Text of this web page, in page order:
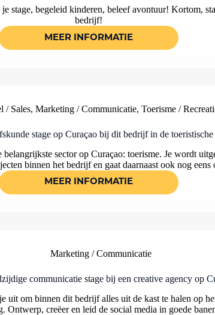
stage, begeleid kinderen, beleef avontuur! Kortom,
bedrijf!
MEER INFORMATIE
PEDAGOGIEK
STAGE
OPVANG
!
/ Sales, Marketing / Communicatie, Toerisme /
stage op Curaçao bij dit bedrijf in de toeristische
belangrijkste sector op Curaçao: toerisme. Je wordt
binnen het bedrijf en gaat daarnaast ook nog eens
MEER INFORMATIE
START
JOUW
DIT
BEDRIJF
DE
TOERISTISCHE
SECTOR!
Marketing / Communicatie
communicatie stage bij een creative agency op
uit om binnen dit bedrijf alles uit de kast te halen op
Ontwerp, creëer en leid de social media in goede